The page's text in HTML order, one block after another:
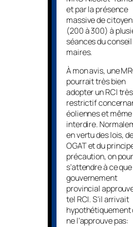
et par la présence
massive de
(200 à 300) à
séances du
maires.
À mon avis, une
pourrait très bien
adopter un RCI très
restrictif
éoliennes et
interdire.
en vertu des lois,
OGAT et du
précaution, on
s’attendre à ce
gouvernement
provincial
tel RCI. S’il arrivait
hypothétiquement
ne l’approuve pas: